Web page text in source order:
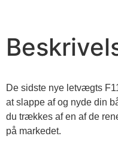
De sidste nye letvægts
at slappe af og nyde din
du trækkes af en af de
på markedet.